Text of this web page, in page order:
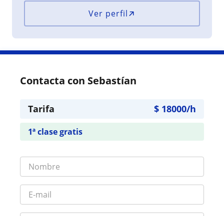
Ver perfil
Contacta con Sebastían
Tarifa $ 18000/h
1ª clase gratis